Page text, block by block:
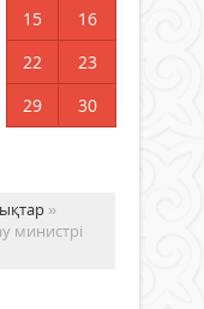
15
16
22
23
29
30
»
министрі